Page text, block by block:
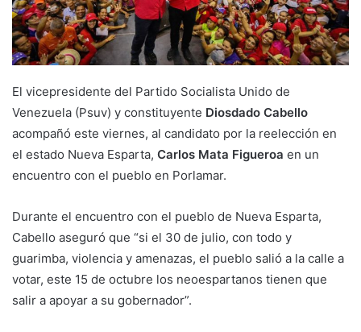
El vicepresidente del Partido Socialista Unido de
Venezuela (Psuv) y constituyente Diosdado Cabello
acompañó este viernes, al candidato por la reelección en
el estado Nueva Esparta, Carlos Mata Figueroa en un
encuentro con el pueblo en Porlamar.
Durante el encuentro con el pueblo de Nueva Esparta,
Cabello aseguró que “si el 30 de julio, con todo y
guarimba, violencia y amenazas, el pueblo salió a la calle a
votar, este 15 de octubre los neoespartanos tienen que
salir a apoyar a su gobernador”.